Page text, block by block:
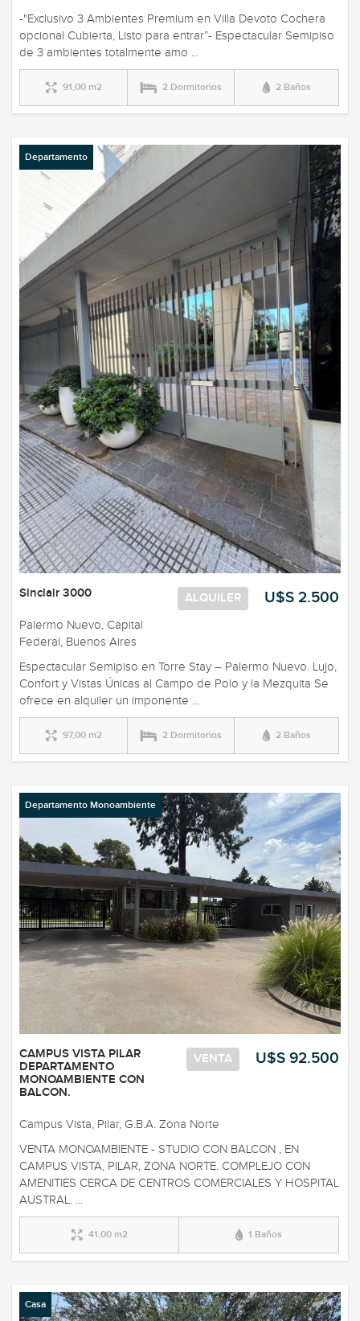
-"Exclusivo 3 Ambientes Premium en Villa Devoto Cochera
opcional Cubierta, Listo para entrar”- Espectacular Semipiso
de 3 ambientes totalmente amo ...
91,00 m2 2 Dormitorios 2 Baños
Departamento
U$S 2.500
ALQUILER
Sinclair 3000
Palermo Nuevo, Capital
Federal, Buenos Aires
Espectacular Semipiso en Torre Stay – Palermo Nuevo. Lujo,
Confort y Vistas Únicas al Campo de Polo y la Mezquita Se
ofrece en alquiler un imponente ...
97,00 m2 2 Dormitorios 2 Baños
Departamento Monoambiente
U$S 92.500
VENTA
CAMPUS VISTA PILAR
DEPARTAMENTO
MONOAMBIENTE CON
BALCON.
Campus Vista, Pilar, G.B.A. Zona Norte
VENTA MONOAMBIENTE - STUDIO CON BALCON , EN
CAMPUS VISTA, PILAR, ZONA NORTE. COMPLEJO CON
AMENITIES CERCA DE CENTROS COMERCIALES Y HOSPITAL
AUSTRAL. ...
41,00 m2 1 Baños
Casa